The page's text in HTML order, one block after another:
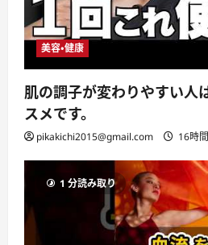
美容・健康
肌の調子が変わりやすい人
スメです。
pikakichi2015@gmail.com 16時
1 分読み取り